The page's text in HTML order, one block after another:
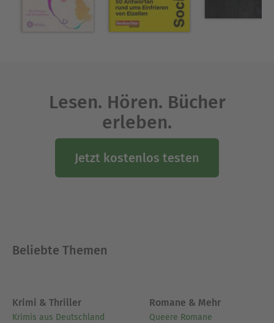
Lesen. Hören. Bücher
erleben.
Jetzt kostenlos testen
Beliebte Themen
Krimi & Thriller
Krimis aus Deutschland
Romane & Mehr
Queere Romane